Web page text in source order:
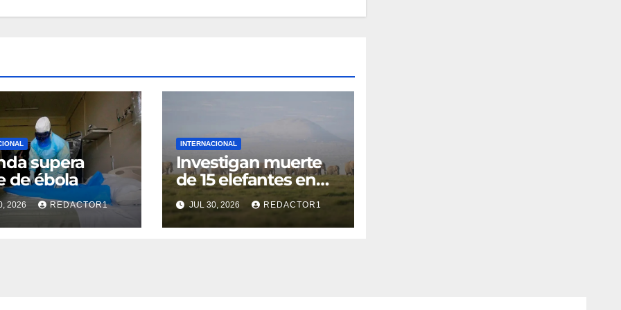
supera
de ébola
2026 REDACTOR1
INTERNACIONAL
Investigan muerte
de 15 elefantes en
Kenia
JUL 30, 2026 REDACTOR1